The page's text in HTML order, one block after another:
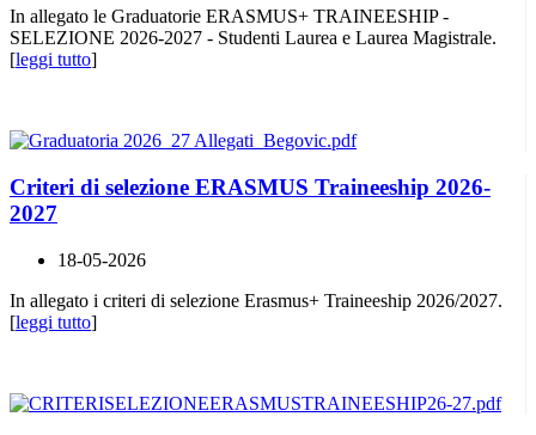
In allegato le Graduatorie ERASMUS+ TRAINEESHIP -
SELEZIONE 2026-2027 - Studenti Laurea e Laurea Magistrale.
[leggi tutto]
Criteri di selezione ERASMUS Traineeship 2026-
2027
18-05-2026
In allegato i criteri di selezione Erasmus+ Traineeship 2026/2027.
[leggi tutto]